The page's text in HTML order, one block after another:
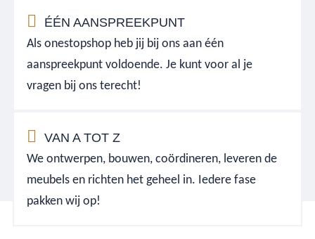
ÉÉN AANSPREEKPUNT
Als onestopshop heb jij bij ons aan één
aanspreekpunt voldoende. Je kunt voor al je
vragen bij ons terecht!
VAN A TOT Z
We ontwerpen, bouwen, coördineren, leveren de
meubels en richten het geheel in. Iedere fase
pakken wij op!